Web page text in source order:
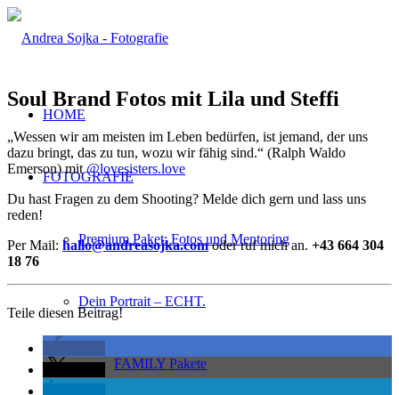
HOME
FOTOGRAFIE
Premium Paket: Fotos und Mentoring
Dein Portrait – ECHT.
FAMILY Pakete
Soul Brand Fotos mit Lila und Steffi
„Wessen wir am meisten im Leben bedürfen, ist jemand, der uns
dazu bringt, das zu tun, wozu wir fähig sind.“ (Ralph Waldo
Emerson) mit@lovesisters.love
Du hast Fragen zu dem Shooting? Melde dich gern und lass uns
reden!
Per Mail: hallo@andreasojka.comoder ruf mich an. +43 664 304
18 76
Teile diesen Beitrag!